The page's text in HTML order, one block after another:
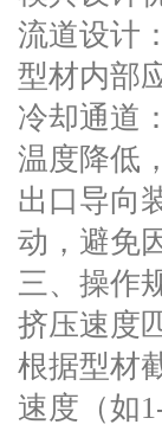
流道设计
型材内部
冷却通道
温度降低
出口导向
动，避免
三、操作
挤压速度
根据型材
速度（如